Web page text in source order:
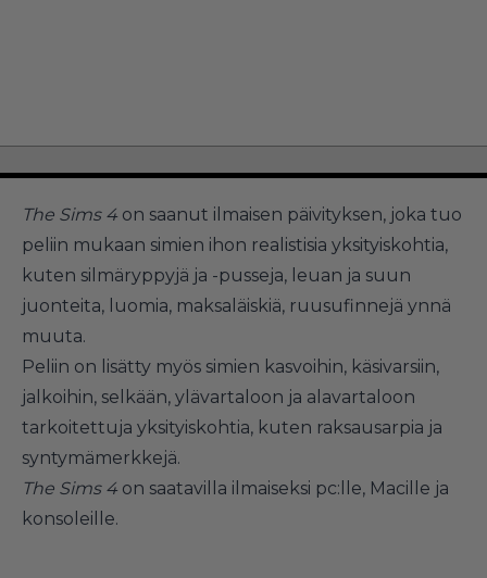
The Sims 4 on saanut ilmaisen päivityksen, joka tuo
peliin mukaan simien ihon realistisia yksityiskohtia,
kuten silmäryppyjä ja -pusseja, leuan ja suun
juonteita, luomia, maksaläiskiä, ruusufinnejä ynnä
muuta.
Peliin on lisätty myös simien kasvoihin, käsivarsiin,
jalkoihin, selkään, ylävartaloon ja alavartaloon
tarkoitettuja yksityiskohtia, kuten raksausarpia ja
syntymämerkkejä.
The Sims 4 on saatavilla ilmaiseksi pc:lle, Macille ja
konsoleille.